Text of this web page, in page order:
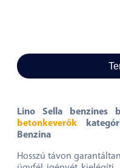
Lino Sella benzines
betonkeverők
Benzina
Hosszú távon